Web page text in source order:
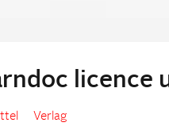
licence
Verlag